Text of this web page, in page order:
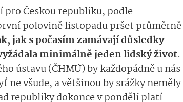
Českou republiku, podle
polovině listopadu pršet průměrně
jak s počasím zamávají důsledky
minimálně jeden lidský život.
ústavu (ČHMÚ) by každopádně u nás
ne všude, a většinou by srážky neměly
republiky dokonce v pondělí platí